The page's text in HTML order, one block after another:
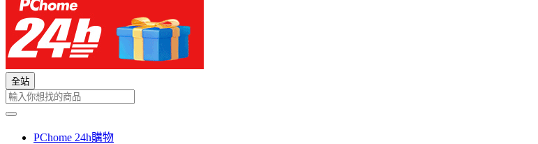
全站
PChome 24h購物